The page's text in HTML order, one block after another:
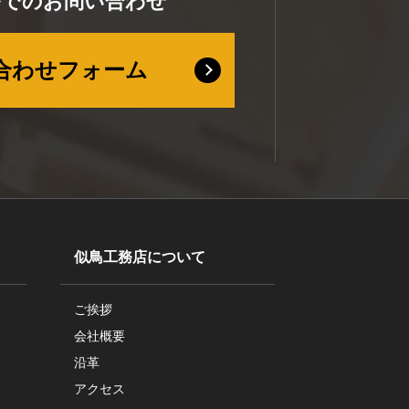
わせフォーム
似鳥工務店について
ご挨拶
会社概要
沿革
アクセス